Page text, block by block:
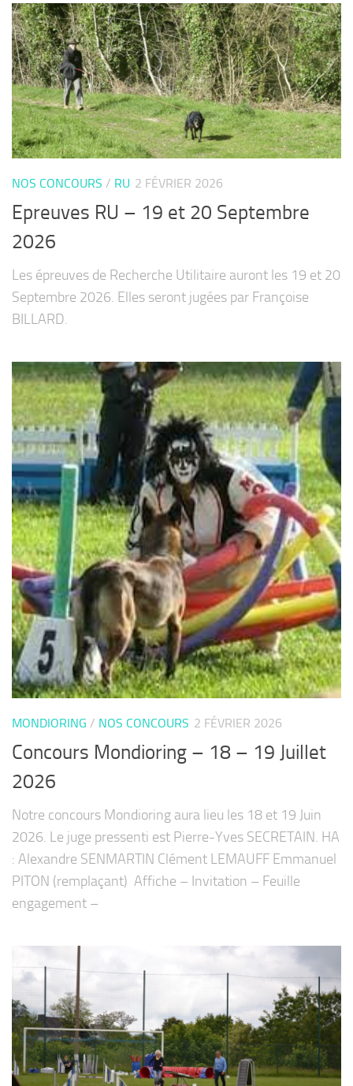
NOS CONCOURS / RU 2 FÉVRIER 2026
Epreuves RU – 19 et 20 Septembre
2026
Les épreuves de Recherche Utilitaire auront les 19 et 20
Septembre 2026. Elles seront jugées par Françoise
BILLARD.
MONDIORING / NOS CONCOURS 2 FÉVRIER 2026
Concours Mondioring – 18 – 19 Juillet
2026
Notre concours Mondioring aura lieu les 18 et 19 Juin
2026. Le juge pressenti est Pierre-Yves SECRETAIN. HA
: Alexandre SENMARTIN Clément LEMAUFF Emmanuel
PITON (remplaçant) Affiche – Invitation – Feuille
engagement –